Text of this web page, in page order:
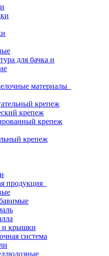
для бачка и
материалы
крепеж
крепеж
крепеж
крепеж
продукция
и крышки
система